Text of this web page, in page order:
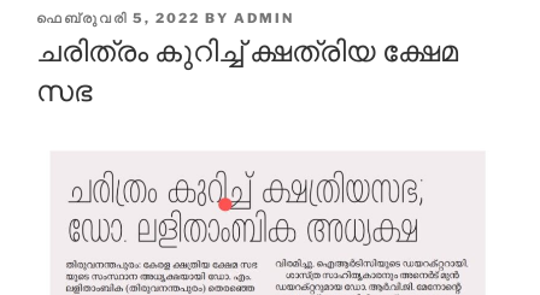
POSTED
ഫെബ്രുവരി 5, 2022 BY ADMIN
ചരിത്രം കുറിച്ച് ക്ഷത്രിയ ക്ഷേമ
സഭ